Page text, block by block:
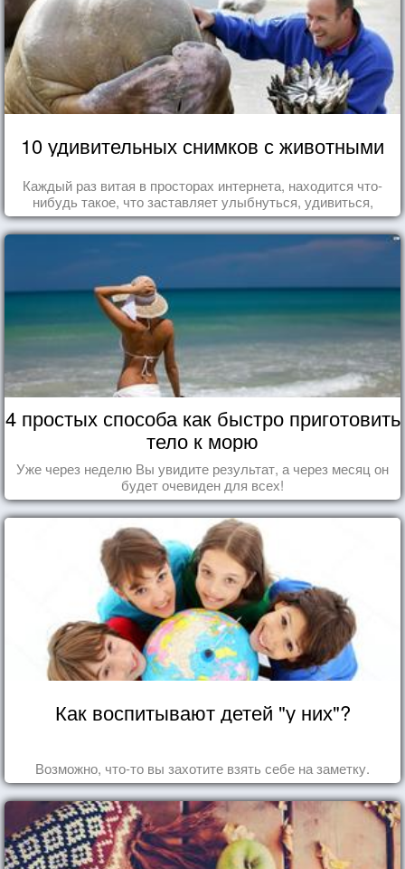
10 удивительных снимков с животными
Каждый раз витая в просторах интернета, находится что-
нибудь такое, что заставляет улыбнуться, удивиться,
восхититься...
4 простых способа как быстро приготовить
тело к морю
Уже через неделю Вы увидите результат, а через месяц он
будет очевиден для всех!
Как воспитывают детей "у них"?
Возможно, что-то вы захотите взять себе на заметку.